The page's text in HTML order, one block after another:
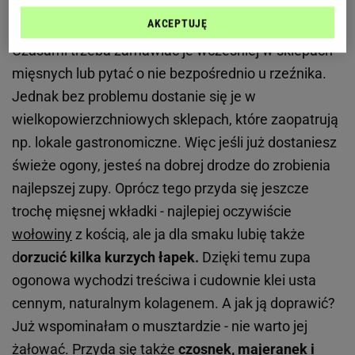
dostępnością ogonów wołowych w sklepach.
Niestety nie kupi się w każdym osiedlowym sklepie.
Czasami trzeba zamawiać je wcześniej w sklepach
mięsnych lub pytać o nie bezpośrednio u rzeźnika.
Jednak bez problemu dostanie się je w
wielkopowierzchniowych sklepach, które zaopatrują
np. lokale gastronomiczne. Więc jeśli już dostaniesz
świeże ogony, jesteś na dobrej drodze do zrobienia
najlepszej zupy. Oprócz tego przyda się jeszcze
trochę mięsnej wkładki - najlepiej oczywiście
wołowiny z kością, ale ja dla smaku lubię także
dorzucić kilka kurzych łapek. Dzięki temu zupa
ogonowa wychodzi treściwa i cudownie klei usta
cennym, naturalnym kolagenem. A jak ją doprawić?
Już wspominałam o musztardzie - nie warto jej
żałować. Przyda się także czosnek, majeranek i
AKCEPTUJĘ